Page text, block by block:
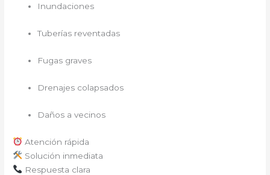
Inundaciones
Tuberías reventadas
Fugas graves
Drenajes colapsados
Daños a vecinos
Atención rápida
Solución inmediata
Respuesta clara